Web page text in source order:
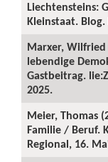
Liechtensteins:
Kleinstaat. Blog.
Marxer, Wilfried
lebendige
Gastbeitrag.
2025.
Meier, Thomas
Familie / Beruf.
Regional, 16.